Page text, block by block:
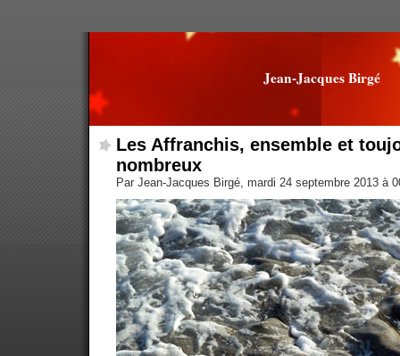
Jean-Jacques Birgé
Les Affranchis, ensemble et
nombreux
Par Jean-Jacques Birgé, mardi 24 septembre 2013 à